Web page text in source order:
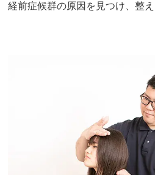
経前症候群の原因を見つけ、整え